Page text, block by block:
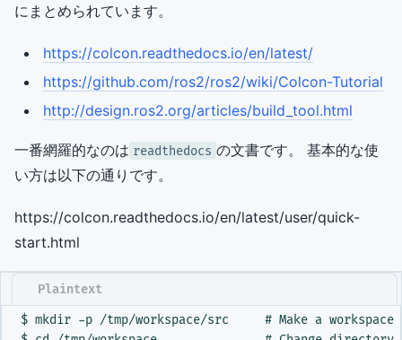
にまとめられています。
https://colcon.readthedocs.io/en/latest/
https://github.com/ros2/ros2/wiki/Colcon-Tutorial
http://design.ros2.org/articles/build_tool.html
一番網羅的なのは readthedocs の文書です。 基本的な使
い方は以下の通りです。
https://colcon.readthedocs.io/en/latest/user/quick-
start.html
$ mkdir -p /tmp/workspace/src     # Make a